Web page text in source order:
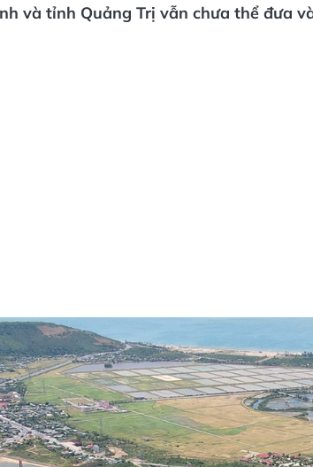
và tỉnh Quảng Trị vẫn chưa thể đưa